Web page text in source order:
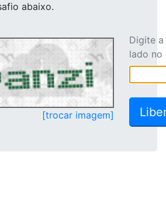
abaixo.
[trocar imagem]
Digite
lado no